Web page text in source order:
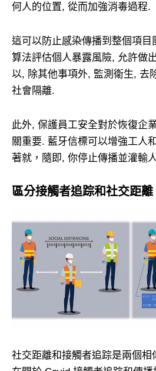
何人的位置, 從而加強消毒過程.
這可以防止感染傳播到整個項目
算法評估個人暴露風險, 允許做
以, 除其他事項外, 監測衛生, 去
社會隔離.
此外, 保護員工安全對於恢復企
關重要. 藍牙信標可以增強工人
著就，隨即, 你停止傳播並灌輸
區分接觸者追踪和社交距離
社交距離和接觸者追踪是兩個相